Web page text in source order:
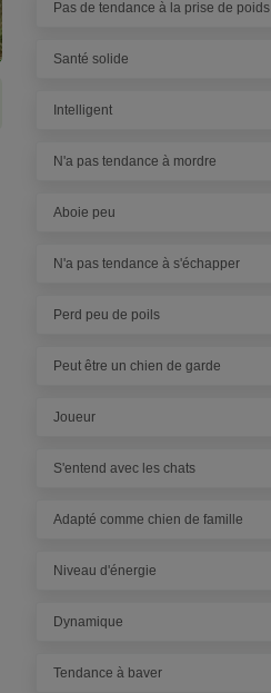
Pas de tendance à la prise de poids
Santé solide
Intelligent
N'a pas tendance à mordre
Aboie peu
N'a pas tendance à s'échapper
Perd peu de poils
Peut être un chien de garde
Joueur
S'entend avec les chats
Adapté comme chien de famille
Niveau d'énergie
Dynamique
Tendance à baver